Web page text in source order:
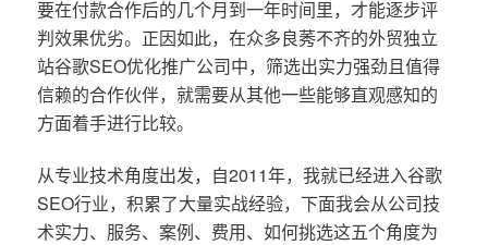
要在付款合作后的几个月到一年时间里，才能逐步评
判效果优劣。正因如此，在众多良莠不齐的外贸独立
站谷歌SEO优化推广公司中，筛选出实力强劲且值得
信赖的合作伙伴，就需要从其他一些能够直观感知的
方面着手进行比较。
从专业技术角度出发，自2011年，我就已经进入谷歌
SEO行业，积累了大量实战经验，下面我会从公司技
术实力、服务、案例、费用、如何挑选这五个角度为